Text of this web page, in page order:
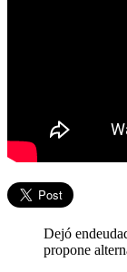
Dejó
propone